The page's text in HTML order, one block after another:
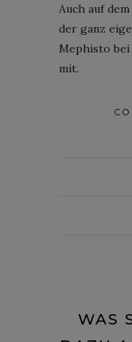
Auch auf
der ganz
Mephisto bei
mit.
WAS